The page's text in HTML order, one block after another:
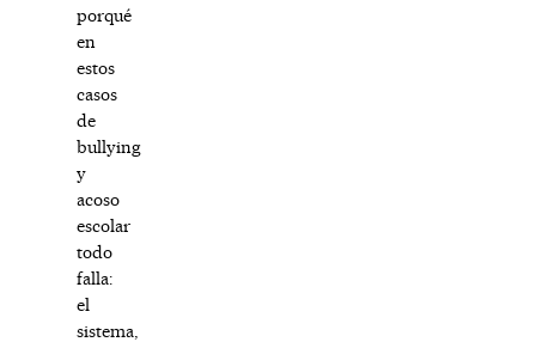
porqué
en
estos
casos
de
bullying
y
acoso
escolar
todo
falla:
el
sistema,